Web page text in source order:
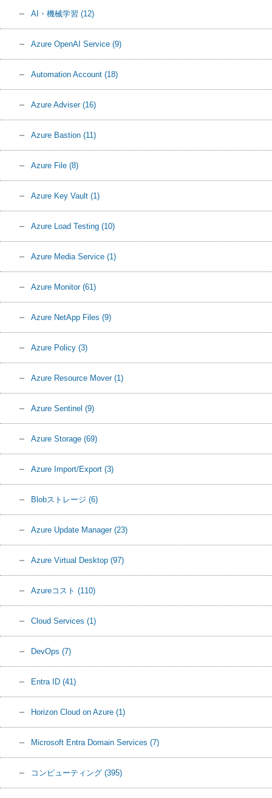
AI・機械学習 (12)
Azure OpenAI Service (9)
Automation Account (18)
Azure Adviser (16)
Azure Bastion (11)
Azure File (8)
Azure Key Vault (1)
Azure Load Testing (10)
Azure Media Service (1)
Azure Monitor (61)
Azure NetApp Files (9)
Azure Policy (3)
Azure Resource Mover (1)
Azure Sentinel (9)
Azure Storage (69)
Azure Import/Export (3)
Blobストレージ (6)
Azure Update Manager (23)
Azure Virtual Desktop (97)
Azureコスト (110)
Cloud Services (1)
DevOps (7)
Entra ID (41)
Horizon Cloud on Azure (1)
Microsoft Entra Domain Services (7)
コンピューティング (395)